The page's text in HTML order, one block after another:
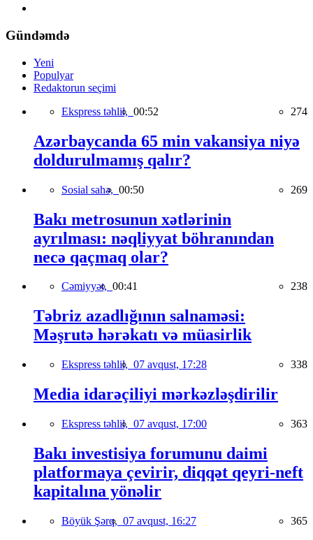
Gündəmdə
Yeni
Populyar
Redaktorun seçimi
Ekspress təhlil, 00:52 274
Azərbaycanda 65 min vakansiya niyə
doldurulmamış qalır?
Sosial sahə, 00:50 269
Bakı metrosunun xətlərinin
ayrılması: nəqliyyat böhranından
necə qaçmaq olar?
Cəmiyyət, 00:41 238
Təbriz azadlığının salnaməsi:
Məşrutə hərəkatı və müasirlik
Ekspress təhlil, 07 avqust, 17:28 338
Media idarəçiliyi mərkəzləşdirilir
Ekspress təhlil, 07 avqust, 17:00 363
Bakı investisiya forumunu daimi
platformaya çevirir, diqqət qeyri-neft
kapitalına yönəlir
Böyük Şərq, 07 avqust, 16:27 365